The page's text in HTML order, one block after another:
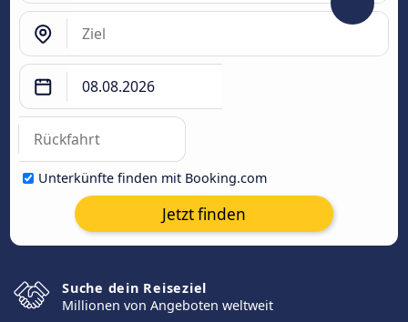
Unterkünfte finden mit Booking.com
Jetzt finden
Suche dein Reiseziel
Millionen von Angeboten weltweit